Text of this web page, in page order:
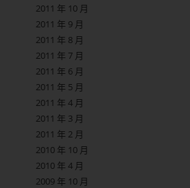
2011 年 10 月
2011 年 9 月
2011 年 8 月
2011 年 7 月
2011 年 6 月
2011 年 5 月
2011 年 4 月
2011 年 3 月
2011 年 2 月
2010 年 10 月
2010 年 4 月
2009 年 10 月